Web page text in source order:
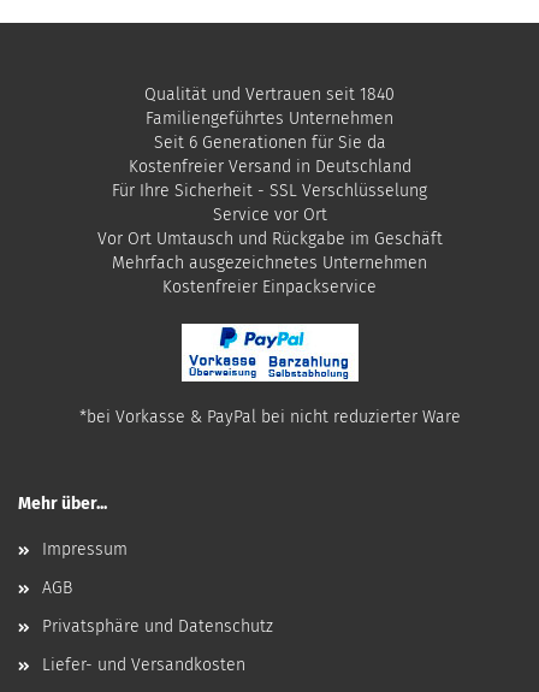
Qualität und Vertrauen seit 1840
Familiengeführtes Unternehmen
Seit 6 Generationen für Sie da
Kostenfreier Versand in Deutschland
Für Ihre Sicherheit - SSL Verschlüsselung
Service vor Ort
Vor Ort Umtausch und Rückgabe im Geschäft
Mehrfach ausgezeichnetes Unternehmen
​Kostenfreier Einpackservice
*bei Vorkasse & PayPal bei nicht reduzierter Ware
Mehr über...
Impressum
AGB
Privatsphäre und Datenschutz
Liefer- und Versandkosten